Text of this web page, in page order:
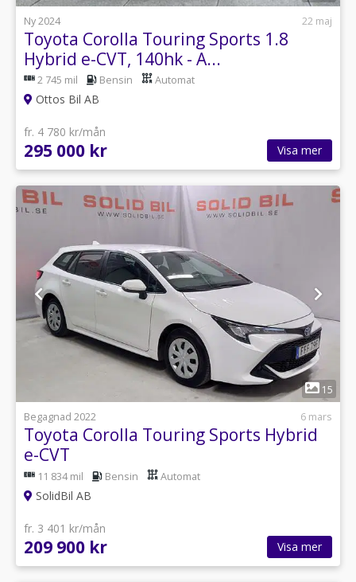
Ny 2024
22 maj
Toyota Corolla Touring Sports 1.8
Hybrid e-CVT, 140hk - A...
2 745 mil Bensin Automat
Ottos Bil AB
fr. 4 780 kr/mån
295 000 kr Visa mer
1
15
Begagnad 2022
6 mars
Toyota Corolla Touring Sports Hybrid
e-CVT
11 834 mil Bensin Automat
SolidBil AB
fr. 3 401 kr/mån
209 900 kr Visa mer